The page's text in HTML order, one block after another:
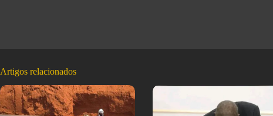
Artigos relacionados